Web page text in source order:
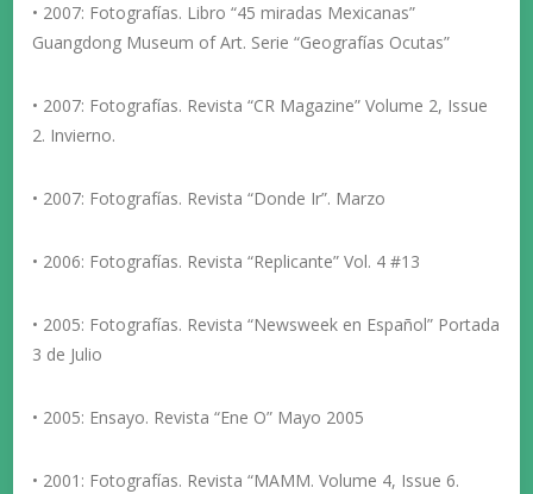
• 2007: Fotografías. Libro “45 miradas Mexicanas”
Guangdong Museum of Art. Serie “Geografías Ocutas”
• 2007: Fotografías. Revista “CR Magazine” Volume 2, Issue
2. Invierno.
• 2007: Fotografías. Revista “Donde Ir”. Marzo
• 2006: Fotografías. Revista “Replicante” Vol. 4 #13
• 2005: Fotografías. Revista “Newsweek en Español” Portada
3 de Julio
• 2005: Ensayo. Revista “Ene O” Mayo 2005
• 2001: Fotografías. Revista “MAMM. Volume 4, Issue 6.